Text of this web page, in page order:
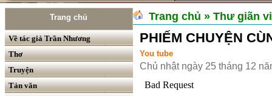
Trang chủ
Về tác giả Trần Nhương
Thơ
Truyện
Tản văn
Trang chủ » Thư giãn
PHIẾM CHUYỆN
You tube
Chủ nhật ngày 25 tháng 12